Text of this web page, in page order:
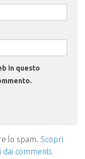
in questo
lo spam. Scopri
dai commenti.